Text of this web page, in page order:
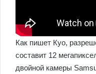
Как пишет Куо,
составит 12
двойной камеры